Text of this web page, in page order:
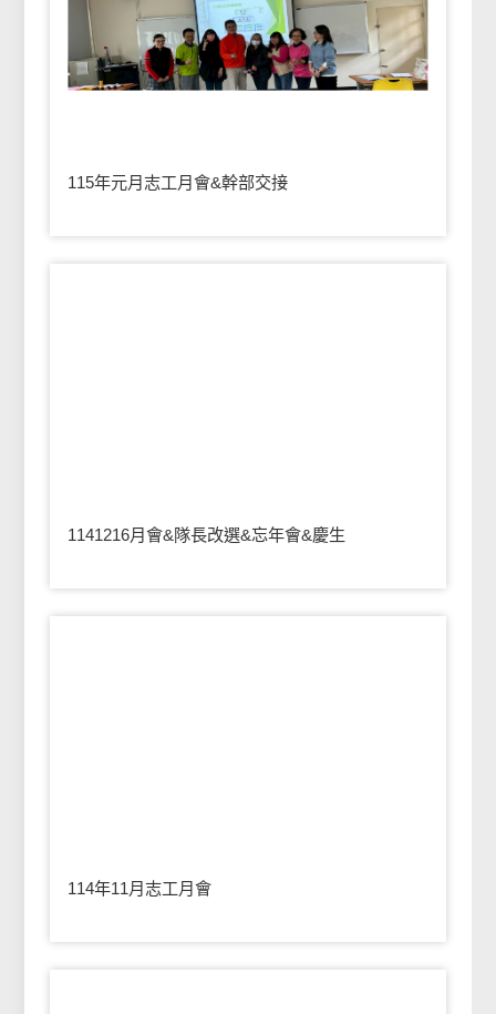
115年元月志工月會&幹部交接
1141216月會&隊長改選&忘年會&慶生
114年11月志工月會